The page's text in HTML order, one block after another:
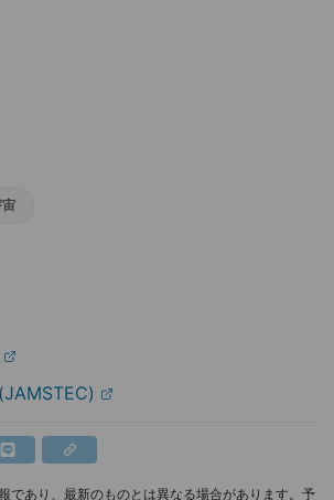
であり、最新のものとは異なる場合があります。予